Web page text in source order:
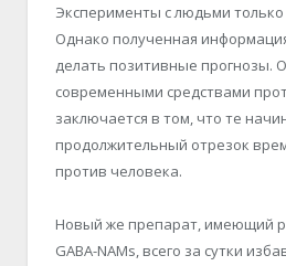
Эксперименты с людьми
Однако полученная
делать позитивные прогнозы.
современными средствами
заключается в том, что те
продолжительный отрезок
против человека.
Новый же препарат, имеющий
GABA-NAMs, всего за сутки